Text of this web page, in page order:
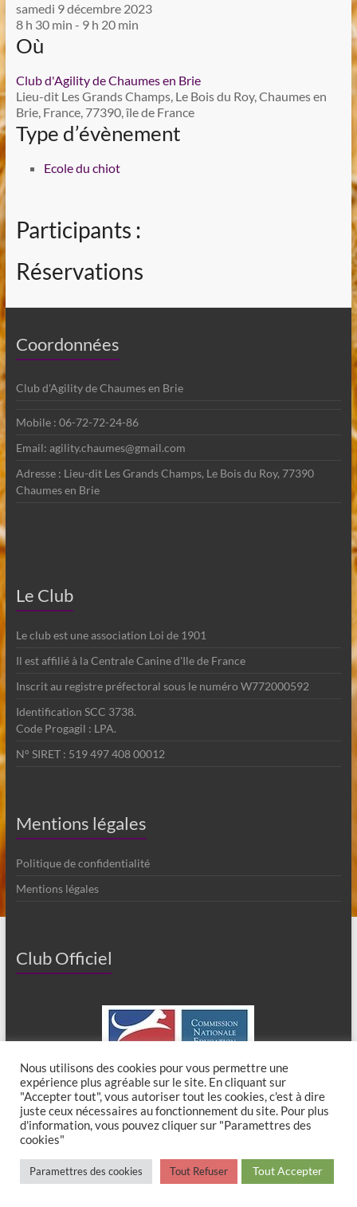
samedi 9 décembre 2023
8 h 30 min - 9 h 20 min
Où
Club d'Agility de Chaumes en Brie
Lieu-dit Les Grands Champs, Le Bois du Roy, Chaumes en
Brie, France, 77390, île de France
Type d’évènement
Ecole du chiot
Participants :
Réservations
Coordonnées
Club d'Agility de Chaumes en Brie
Mobile : 06-72-72-24-86
Email: agility.chaumes@gmail.com
Adresse : Lieu-dit Les Grands Champs, Le Bois du Roy, 77390
Chaumes en Brie
Le Club
Le club est une association Loi de 1901
Il est affilié à la Centrale Canine d'Ile de France
Inscrit au registre préfectoral sous le numéro W772000592
Identification SCC 3738.
Code Progagil : LPA.
N° SIRET : 519 497 408 00012
Mentions légales
Politique de confidentialité
Mentions légales
Club Officiel
Copyright © 2026Club Canin de Chaumes en Brie. All rights reserved. Theme
Spaciousby ThemeGrill. Powered by: WordPress.
Nous utilisons des cookies pour vous permettre une
expérience plus agréable sur le site. En cliquant sur
"Accepter tout", vous autoriser tout les cookies, c'est à dire
juste ceux nécessaires au fonctionnement du site. Pour plus
d'information, vous pouvez cliquer sur "Paramettres des
cookies"
Paramettres des cookies Tout Refuser Tout Accepter